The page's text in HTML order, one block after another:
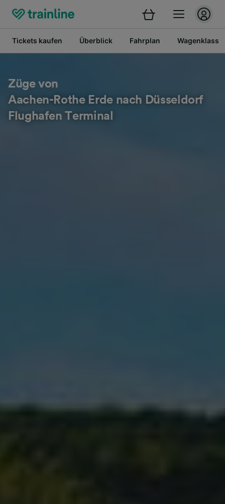
Tickets kaufen Überblick Fahrplan
Züge von
Aachen-Rothe Erde nach Düsseldorf
Flughafen Terminal